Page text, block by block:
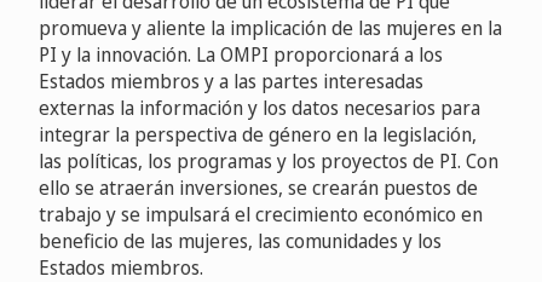
promueva y aliente la implicación de las mujeres en la
PI y la innovación. La OMPI proporcionará a los
Estados miembros y a las partes interesadas
externas la información y los datos necesarios para
integrar la perspectiva de género en la legislación,
las políticas, los programas y los proyectos de PI. Con
ello se atraerán inversiones, se crearán puestos de
trabajo y se impulsará el crecimiento económico en
beneficio de las mujeres, las comunidades y los
Estados miembros.